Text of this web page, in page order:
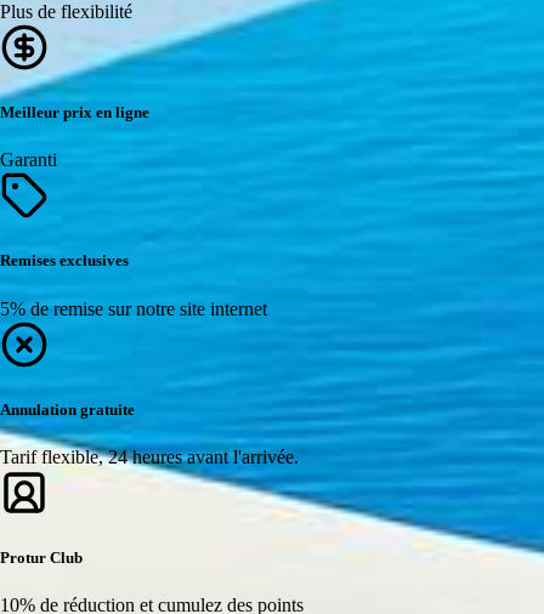
Plus de flexibilité
Meilleur prix en ligne
Garanti
Remises exclusives
5% de remise sur notre site internet
Annulation gratuite
Tarif flexible, 24 heures avant l'arrivée.
Protur Club
10% de réduction et cumulez des points